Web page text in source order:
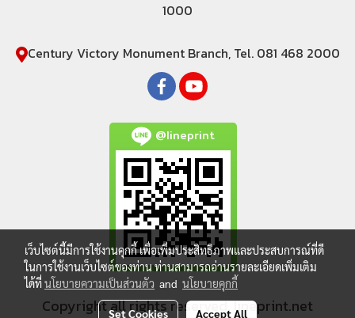
1000
Century Victory Monument Branch, Tel. 081 468 2000
@lineprint
Copyright all rights reserved. lineprint.net
เว็บไซต์นี้มีการใช้งานคุกกี้ เพื่อเพิ่มประสิทธิภาพและประสบการณ์ที่ดี
ในการใช้งานเว็บไซต์ของท่าน ท่านสามารถอ่านรายละเอียดเพิ่มเติม
ได้ที่นโยบายความเป็นส่วนตัว and นโยบายคุกกี้
Set Cookies Accept All